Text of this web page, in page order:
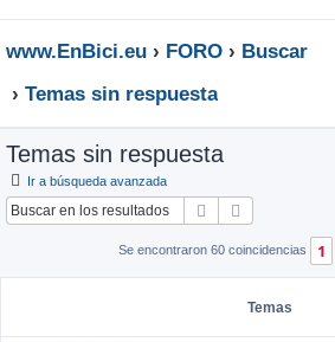
www.EnBici.eu FORO
Buscar
Temas sin respuesta
Temas sin respuesta
Ir a búsqueda avanzada
Buscar
Se encontraron 60 coincidencias 1
Temas